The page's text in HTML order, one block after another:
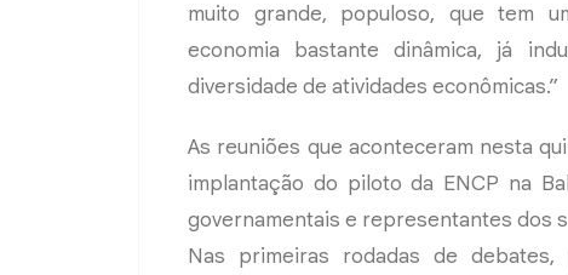
muito grande, populoso, que tem
economia bastante dinâmica, já
diversidade de atividades econômicas.”
As reuniões que aconteceram nesta
implantação do piloto da ENCP na
governamentais e representantes dos
Nas primeiras rodadas de